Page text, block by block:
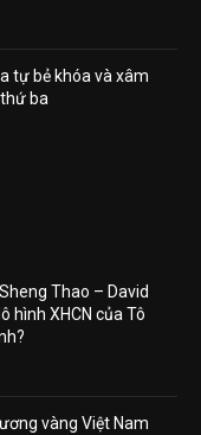
tự bẻ khóa và xâm
ba
Thao – David
hình XHCN của Tô
vàng Việt Nam